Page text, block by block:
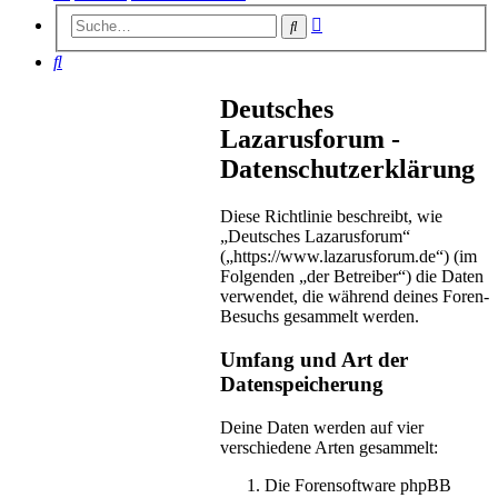
Suche
Suche
Deutsches
Lazarusforum -
Datenschutzerklärung
Diese Richtlinie beschreibt, wie
„Deutsches Lazarusforum“
(„https://www.lazarusforum.de“) (im
Folgenden „der Betreiber“) die Daten
verwendet, die während deines Foren-
Besuchs gesammelt werden.
Umfang und Art der
Datenspeicherung
Deine Daten werden auf vier
verschiedene Arten gesammelt:
Die Forensoftware phpBB